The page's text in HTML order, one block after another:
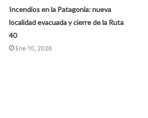
Incendios en la Patagonia: nueva
localidad evacuada y cierre de la Ruta
40
Ene 10, 2026